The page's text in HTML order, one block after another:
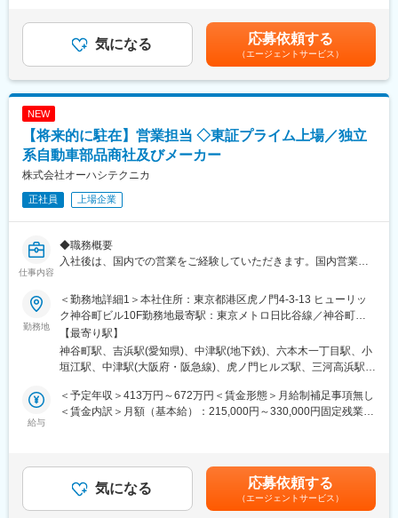
気になる 応募依頼する
（エージェントサービス）
NEW
【将来的に駐在】営業担当 ◇東証プライム上場／独立
系自動車部品商社及びメーカー
株式会社オーハシテクニカ
正社員 上場企業
仕事内容
◆職務概要
入社後は、国内での営業をご経験していただきます。国内営業の
予定しております。その後、海外営業担当業務をお任せしていき
ます。駐在先では、日系自動車メーカー、自動車部品メーカーの
設計・購買担当者と面談・打合せをしながら、自動車部品の企
画・販売を行っていただきます。
・既存客先へ商品の企画提案
・客先設計部門との仕様打合せ
・客先調達部門への仕様・条件折衝
・既存顧客の深耕による新規取引部門の開拓 など
◆就業環境
年休125日、週休2日制となっており、オンとオフがしっかり分け
勤務地
＜勤務地詳細1＞本社住所：東京都港区虎ノ門4-3-13 ヒューリッ
ク神谷町ビル10F勤務地最寄駅：東京メトロ日比谷線／神谷町駅
受動喫煙対策：屋内全面禁煙＜勤務地詳細2＞名古屋事務所住所：
愛知県高浜市小池町2-15-10 勤務地最寄駅：名鉄三河線／吉浜駅
受動喫煙対策：屋内全面禁煙＜勤務地詳細3＞大阪事務所住所：大
大阪市営御堂筋線／中津駅受動喫煙対策：屋内全面禁煙変更の範
囲：会社の定める事業所
【最寄り駅】
神谷町駅、吉浜駅(愛知県)、中津駅(地下鉄)、六本木一丁目駅、小
垣江駅、中津駅(大阪府・阪急線)、虎ノ門ヒルズ駅、三河高浜駅、
給与
＜予定年収＞413万円～672万円＜賃金形態＞月給制補足事項無し
＜賃金内訳＞月額（基本給）：215,000円～330,000円固定残業手
＞■昇給：年1回（4月）■賞与：年2回（6月・12月）■営業職手
当：0円～20,000円（社内資格により支給）賃金はあくまでも目
安の金額であり、選考を通じて上下する可能性があります。月給
気になる 応募依頼する
（エージェントサービス）